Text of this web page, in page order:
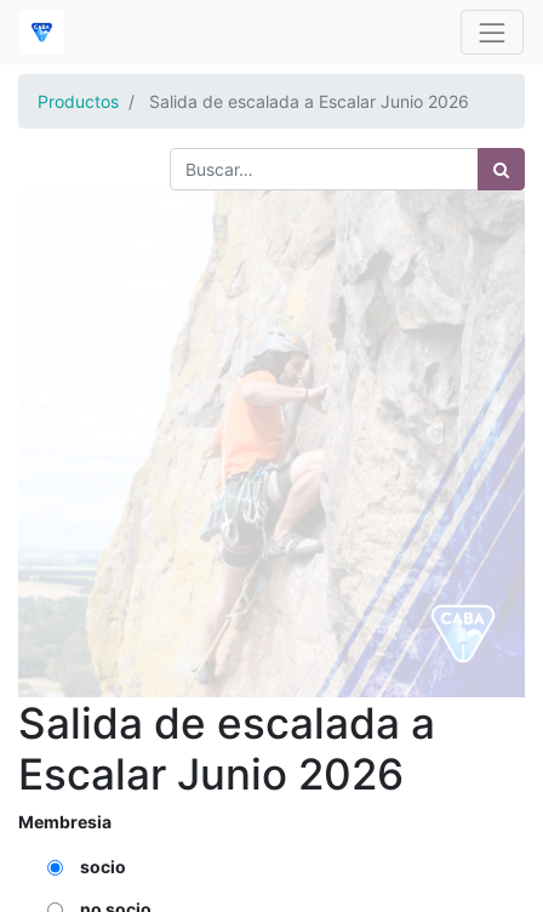
Productos Salida de escalada a Escalar Junio 2026
Salida de escalada a
Escalar Junio 2026
Membresia
socio